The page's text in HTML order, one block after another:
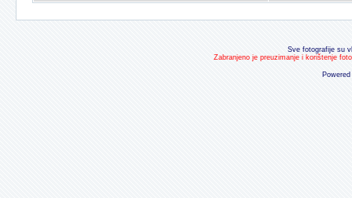
Sve fotografije su
Zabranjeno je preuzimanje i korištenje